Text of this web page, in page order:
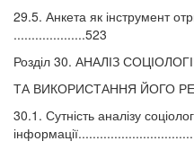
29.5. Анкета як інструмент
....................523
Розділ 30. АНАЛІЗ
ТА ВИКОРИСТАННЯ ЙОГО
30.1. Сутність аналізу